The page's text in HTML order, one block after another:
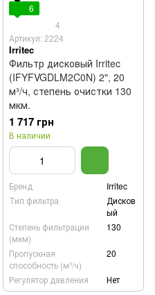
6
4
Артикул: 2224
Irritec
Фильтр дисковый Irritec
(IFYFVGDLM2C0N) 2", 20
м³/ч, степень очистки 130
мкм.
1 717 грн
В наличии
Бренд
Irritec
Тип фильтра
Дисков
ый
Степень фильтрации
(мкм)
130
Пропускная
способность (м³/ч)
20
Регулятор давления Нет